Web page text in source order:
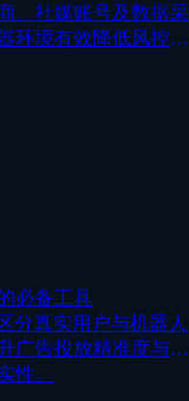
、社媒账号及数据采
环境有效降低风控风
必备工具
分真实用户与机器人
广告投放精准度与网
性。